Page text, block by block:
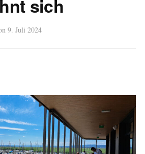
sich
9. Juli 2024